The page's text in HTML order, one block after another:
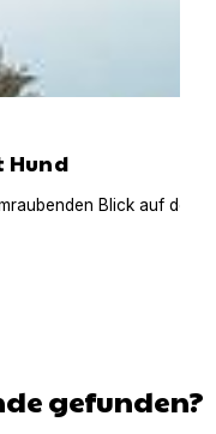
Hund
Blick auf den
gefunden?